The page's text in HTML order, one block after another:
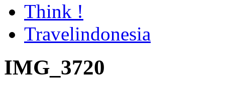
Think !
Travelindonesia
IMG_3720